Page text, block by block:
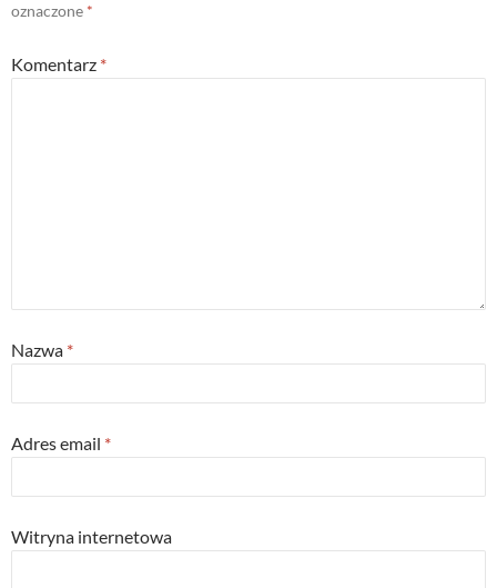
oznaczone *
Komentarz *
Nazwa *
Adres email *
Witryna internetowa